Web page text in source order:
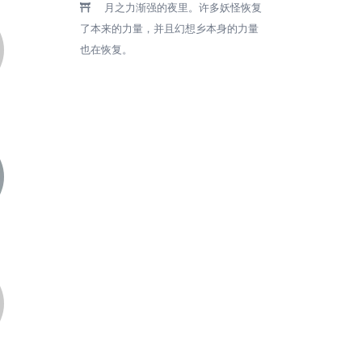
月之力渐强的夜里。许多妖怪恢复
了本来的力量，并且幻想乡本身的力量
也在恢复。